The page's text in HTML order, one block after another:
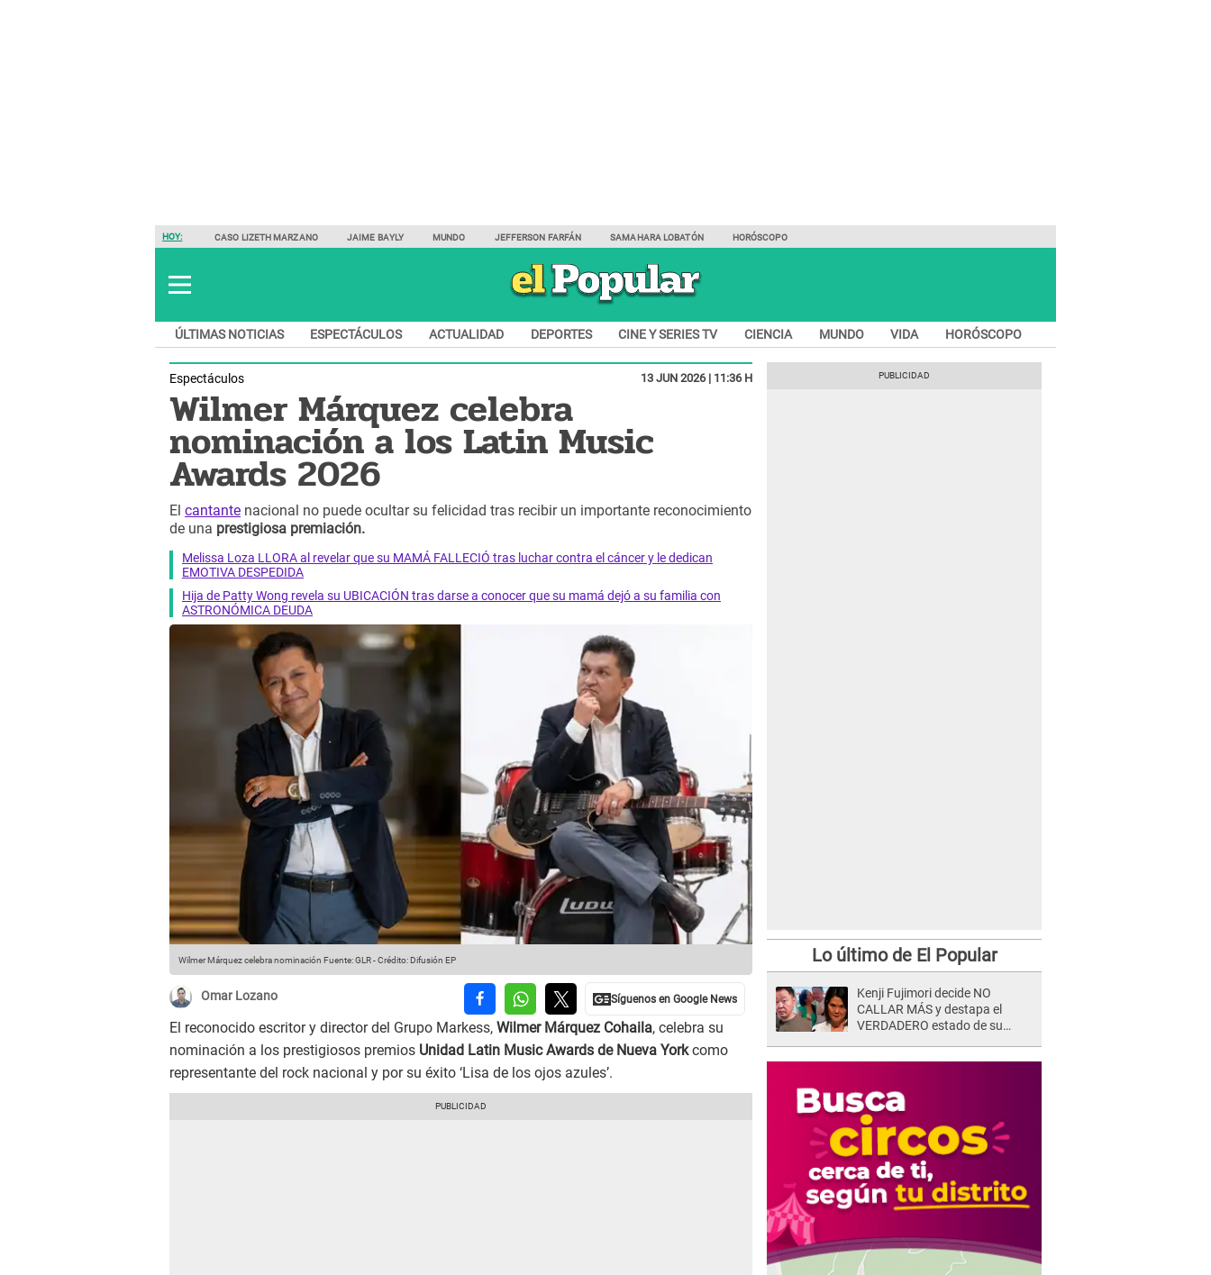
HOY: CASO LIZETH MARZANO JAIME BAYLY MUNDO JEFFERSON FARFÁN SAMAHARA LOBATÓN HORÓSCOPO
ÚLTIMAS NOTICIAS ESPECTÁCULOS ACTUALIDAD DEPORTES CINE Y SERIES TV CIENCIA MUNDO VIDA HORÓSCOPO
Espectáculos 13 JUN 2026 | 11:36 H
Wilmer Márquez celebra
nominación a los Latin Music
Awards 2026
El cantante nacional no puede ocultar su felicidad tras recibir un importante reconocimiento
de una prestigiosa premiación.
Melissa Loza LLORA al revelar que su MAMÁ FALLECIÓ tras luchar contra el cáncer y le dedican
EMOTIVA DESPEDIDA
Hija de Patty Wong revela su UBICACIÓN tras darse a conocer que su mamá dejó a su familia con
ASTRONÓMICA DEUDA
Wilmer Márquez celebra nominación Fuente: GLR-Crédito: Difusión EP
Omar Lozano
El reconocido escritor y director del Grupo Markess, Wilmer Márquez Cohaila, celebra su
nominación a los prestigiosos premios Unidad Latin Music Awards de Nueva Yorkcomo
representante del rock nacional y por su éxito ‘Lisa de los ojos azules’.
Lo último de El Popular
Kenji Fujimori decide NO
CALLAR MÁS y destapa el
VERDADERO estado de su